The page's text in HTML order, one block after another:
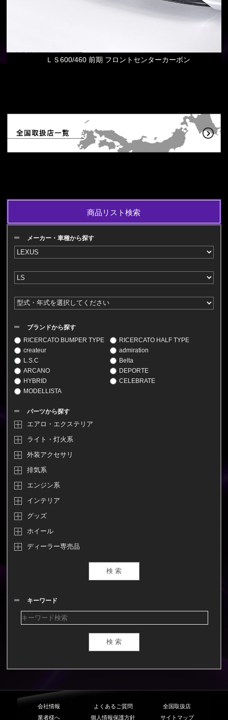
ＬＳ600/460 前期 フロントセンターカーボン
商品リスト検索
メーカー・車種から探す
ブランドから探す
RICERCATO BUMPER TYPE
RICERCATO HALF TYPE
createur
admiration
L.S.C
Belta
ARCANO
DEPORTE
HYBRID
CELEBRATE
MODELLISTA
パーツから探す
エアロ・エクステリア
ライト・灯火系
外装アクセサリ
排気系
エンジン系
インテリア
グッズ
ホイール
ディーラー専売品
キーワード
会社情報 よくあるご質問
全国取扱店
業者様へ
個人情報保護方針 サイトマップ